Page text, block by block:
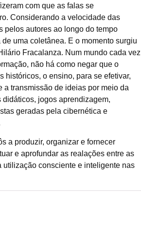
com que as falas se
Considerando a velocidade das
pelos autores ao longo do tempo
uma coletânea. E o momento surgiu
Fracalanza. Num mundo cada vez
não há como negar que o
históricos, o ensino, para se efetivar,
transmissão de ideias por meio da
jogos aprendizagem,
geradas pela cibernética e
a produzir, organizar e fornecer
e aprofundar as realações entre as
consciente e inteligente nas